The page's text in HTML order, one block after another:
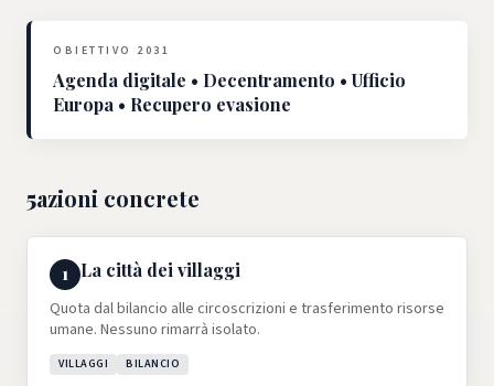
OBIETTIVO 2031
Agenda digitale • Decentramento • Ufficio
Europa • Recupero evasione
5azioni concrete
1 La città dei villaggi
Quota dal bilancio alle circoscrizioni e trasferimento risorse
umane. Nessuno rimarrà isolato.
VILLAGGI BILANCIO